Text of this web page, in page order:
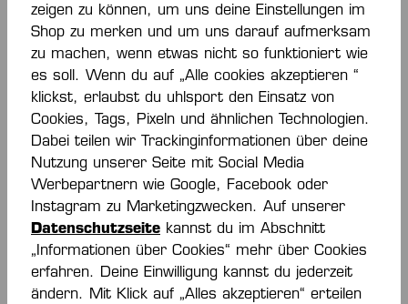
KOURTFLY TWO
DAMEN
HALLENSCHUHE
120,00 €*
WING 3.0 DAMEN
HALLENSCHUHE
110,00 €*
NEU NEU
zeigen zu können, um uns deine Einstellungen im
Shop zu merken und um uns darauf aufmerksam
zu machen, wenn etwas nicht so funktioniert wie
es soll. Wenn du auf „Alle cookies akzeptieren “
klickst, erlaubst du uhlsport den Einsatz von
Cookies, Tags, Pixeln und ähnlichen Technologien.
Dabei teilen wir Trackinginformationen über deine
Nutzung unserer Seite mit Social Media
Werbepartnern wie Google, Facebook oder
Instagram zu Marketingzwecken. Auf unserer
Datenschutzseite kannst du im Abschnitt
„Informationen über Cookies“ mehr über Cookies
erfahren. Deine Einwilligung kannst du jederzeit
ändern. Mit Klick auf „Alles akzeptieren“ erteilen